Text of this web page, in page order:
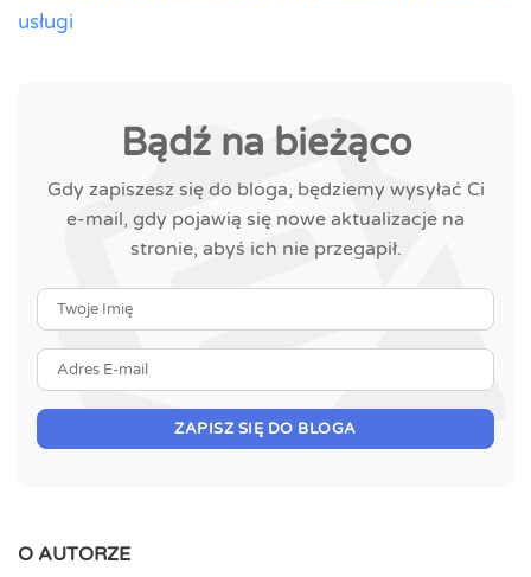
usługi
Bądź na bieżąco
Gdy zapiszesz się do bloga, będziemy wysyłać Ci
e-mail, gdy pojawią się nowe aktualizacje na
stronie, abyś ich nie przegapił.
ZAPISZ SIĘ DO BLOGA
O AUTORZE